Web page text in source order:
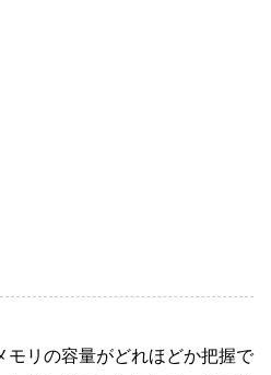
モリの容量がどれほどか把握で